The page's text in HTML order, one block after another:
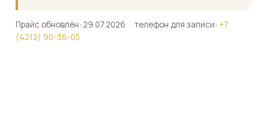
Прайс обновлён: 29.07.2026 · телефон для записи: +7
(4212) 90-36-05